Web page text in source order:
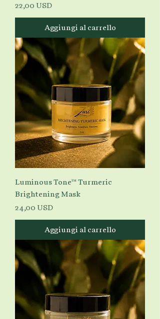
Prezzo
22,00 USD
Aggiungi al carrello
Luminous Tone™ Turmeric
Brightening Mask
Prezzo
24,00 USD
Aggiungi al carrello